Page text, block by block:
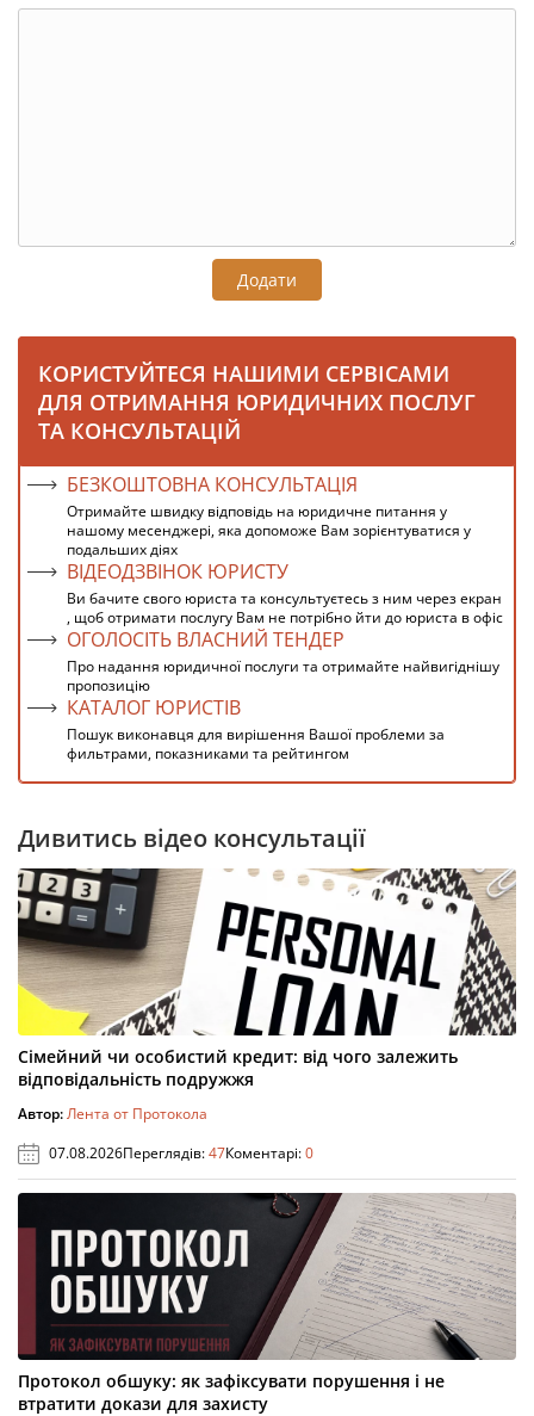
Додати
КОРИСТУЙТЕСЯ НАШИМИ СЕРВІСАМИ
ДЛЯ ОТРИМАННЯ ЮРИДИЧНИХ ПОСЛУГ
ТА КОНСУЛЬТАЦІЙ
БЕЗКОШТОВНА КОНСУЛЬТАЦІЯ
Отримайте швидку відповідь на юридичне питання у
нашому месенджері, яка допоможе Вам зорієнтуватися у
подальших діях
ВІДЕОДЗВІНОК ЮРИСТУ
Ви бачите свого юриста та консультуєтесь з ним через екран
, щоб отримати послугу Вам не потрібно йти до юриста в офіс
ОГОЛОСІТЬ ВЛАСНИЙ ТЕНДЕР
Про надання юридичної послуги та отримайте найвигіднішу
пропозицію
КАТАЛОГ ЮРИСТІВ
Пошук виконавця для вирішення Вашої проблеми за
фильтрами, показниками та рейтингом
Дивитись відео консультації
Сімейний чи особистий кредит: від чого залежить
відповідальність подружжя
Автор:Лента от Протокола
07.08.2026Переглядів:47Коментарі:0
Протокол обшуку: як зафіксувати порушення і не
втратити докази для захисту